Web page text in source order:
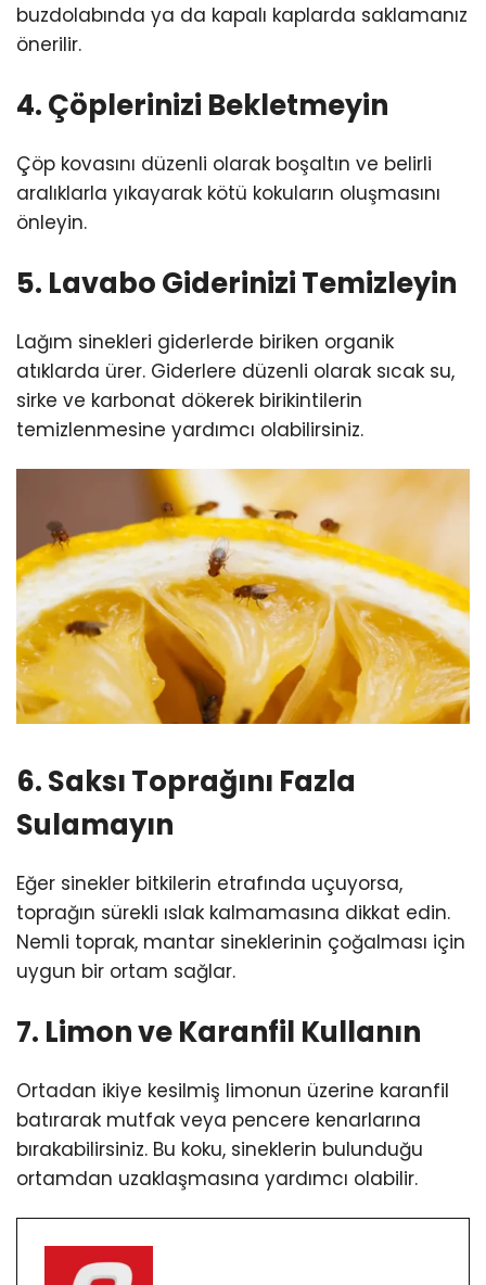
buzdolabında ya da kapalı kaplarda saklamanız
önerilir.
4. Çöplerinizi Bekletmeyin
Çöp kovasını düzenli olarak boşaltın ve belirli
aralıklarla yıkayarak kötü kokuların oluşmasını
önleyin.
5. Lavabo Giderinizi Temizleyin
Lağım sinekleri giderlerde biriken organik
atıklarda ürer. Giderlere düzenli olarak sıcak su,
sirke ve karbonat dökerek birikintilerin
temizlenmesine yardımcı olabilirsiniz.
6. Saksı Toprağını Fazla
Sulamayın
Eğer sinekler bitkilerin etrafında uçuyorsa,
toprağın sürekli ıslak kalmamasına dikkat edin.
Nemli toprak, mantar sineklerinin çoğalması için
uygun bir ortam sağlar.
7. Limon ve Karanfil Kullanın
Ortadan ikiye kesilmiş limonun üzerine karanfil
batırarak mutfak veya pencere kenarlarına
bırakabilirsiniz. Bu koku, sineklerin bulunduğu
ortamdan uzaklaşmasına yardımcı olabilir.